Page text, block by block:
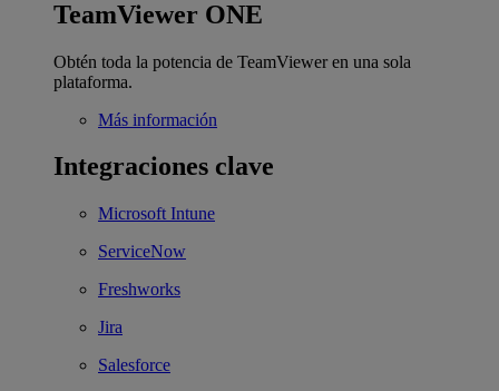
TeamViewer ONE
Obtén toda la potencia de TeamViewer en una sola
plataforma.
Más información
Integraciones clave
Microsoft Intune
ServiceNow
Freshworks
Jira
Salesforce